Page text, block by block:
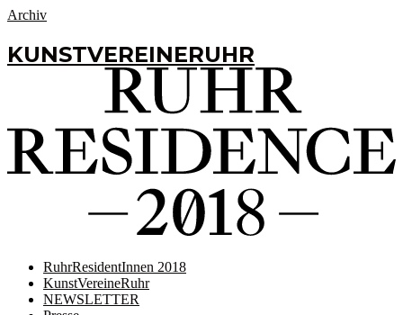
Archiv
KUNSTVEREINERUHR
RuhrResidentInnen 2018
KunstVereineRuhr
NEWSLETTER